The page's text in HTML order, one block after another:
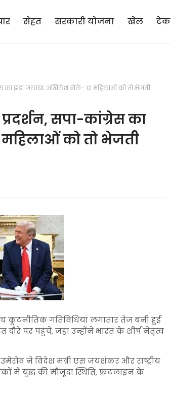
सेहत सरकारी योजना खेल टेक
का झंडा जलाया; अखिलेश बोले- 12 महिलाओं को तो भेजती
सपा-कांग्रेस का
को तो भेजती
कूटनीतिक गतिविधियां लगातार तेज बनी हुई
दौरे पर पहुंचे, जहां उन्होंने भारत के शीर्ष नेतृत्व
ने विदेश मंत्रीएस जयशंकर और राष्ट्रीय
में युद्ध की मौजूदा स्थिति, फ्रंटलाइन के